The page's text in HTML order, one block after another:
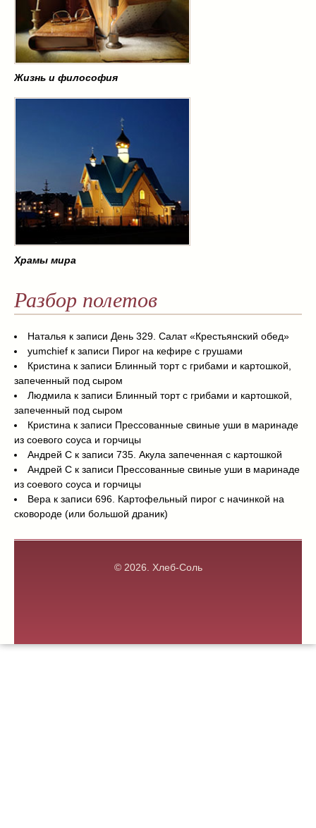
Жизнь и философия
Храмы мира
Разбор полетов
Наталья к записи День 329. Салат «Крестьянский обед»
yumchief к записи Пирог на кефире с грушами
Кристина к записи Блинный торт с грибами и картошкой,
запеченный под сыром
Людмила к записи Блинный торт с грибами и картошкой,
запеченный под сыром
Кристина к записи Прессованные свиные уши в маринаде
из соевого соуса и горчицы
Андрей С к записи 735. Акула запеченная с картошкой
Андрей С к записи Прессованные свиные уши в маринаде
из соевого соуса и горчицы
Вера к записи 696. Картофельный пирог с начинкой на
сковороде (или большой драник)
© 2026. Хлеб-Соль